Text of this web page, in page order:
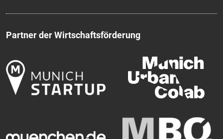
Partner der Wirtschaftsförderung